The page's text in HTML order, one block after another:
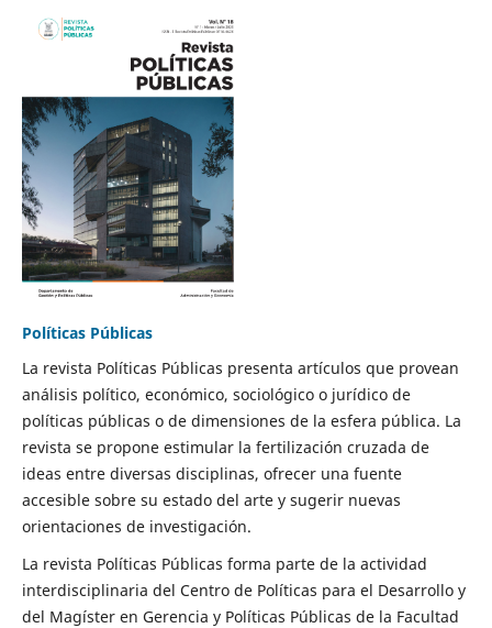
Políticas Públicas
La revista Políticas Públicas presenta artículos que provean
análisis político, económico, sociológico o jurídico de
políticas públicas o de dimensiones de la esfera pública. La
revista se propone estimular la fertilización cruzada de
ideas entre diversas disciplinas, ofrecer una fuente
accesible sobre su estado del arte y sugerir nuevas
orientaciones de investigación.
La revista Políticas Públicas forma parte de la actividad
interdisciplinaria del Centro de Políticas para el Desarrollo y
del Magíster en Gerencia y Políticas Públicas de la Facultad